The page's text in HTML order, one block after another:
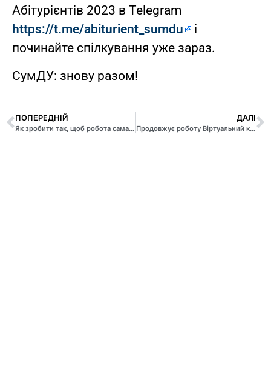
Абітурієнтів 2023 в Telegram
https://t.me/abiturient_sumdu
і
починайте спілкування уже зараз.
СумДУ: знову разом!
ПОПЕРЕДНІЙ
Як зробити так, щоб робота сама вас знаходила
ДАЛІ
Продовжує роботу Віртуальний клас «Numerical optimization methods»